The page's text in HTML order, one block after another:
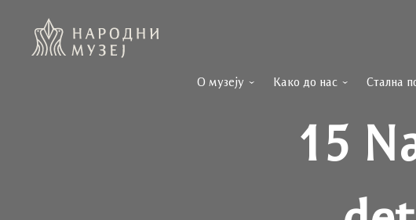
О музеју Како до нас Стална
15